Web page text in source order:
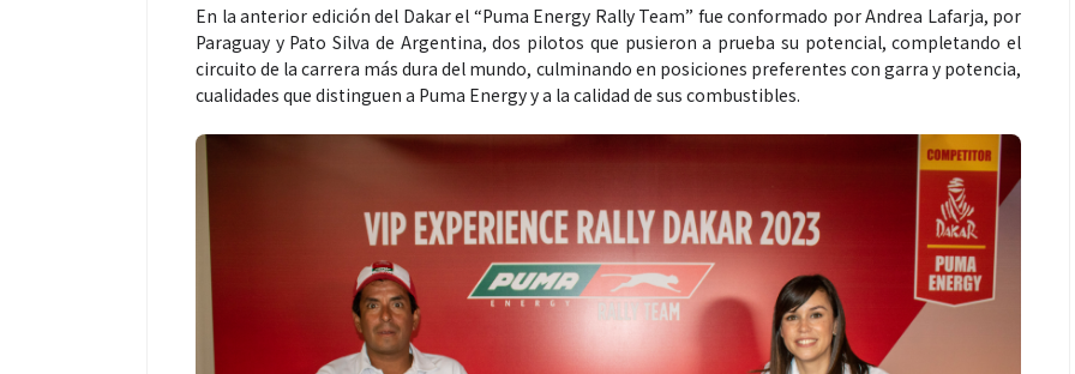
En la anterior edición del Dakar el “Puma Energy Rally Team” fue conformado por Andrea Lafarja, por
Paraguay y Pato Silva de Argentina, dos pilotos que pusieron a prueba su potencial, completando el
circuito de la carrera más dura del mundo, culminando en posiciones preferentes con garra y potencia,
cualidades que distinguen a Puma Energy y a la calidad de sus combustibles.